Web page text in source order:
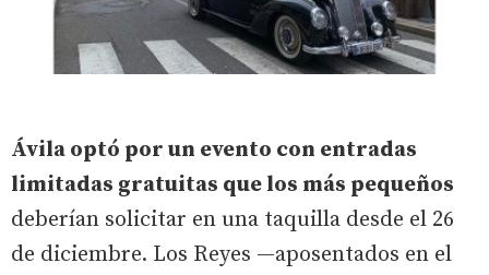
Ávila optó por un evento con entradas
limitadas gratuitas que los más pequeños
deberían solicitar en una taquilla desde el 26
de diciembre. Los Reyes —aposentados en el